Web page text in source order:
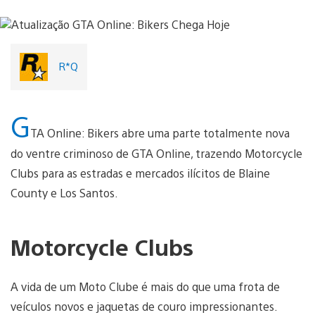
R*Q
GTA Online: Bikers abre uma parte totalmente nova
do ventre criminoso de GTA Online, trazendo Motorcycle
Clubs para as estradas e mercados ilícitos de Blaine
County e Los Santos.
Motorcycle Clubs
A vida de um Moto Clube é mais do que uma frota de
veículos novos e jaquetas de couro impressionantes.